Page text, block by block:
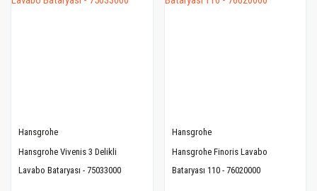
Hansgrohe
Hansgrohe Vivenis 3 Delikli
Lavabo Bataryası - 75033000
Hansgrohe
Hansgrohe Finoris Lavabo
Bataryası 110 - 76020000